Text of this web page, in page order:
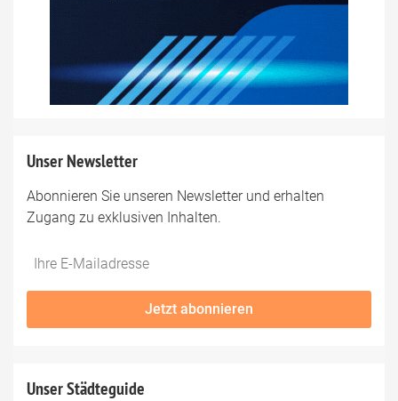
Unser Newsletter
Abonnieren Sie unseren Newsletter und erhalten
Zugang zu exklusiven Inhalten.
Do
fill
*Ihre
Mailadresse:
Jetzt abonnieren
Unser Städteguide